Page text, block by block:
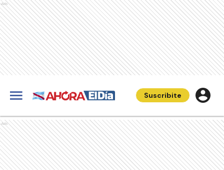
Ads
Suscribite
Ads